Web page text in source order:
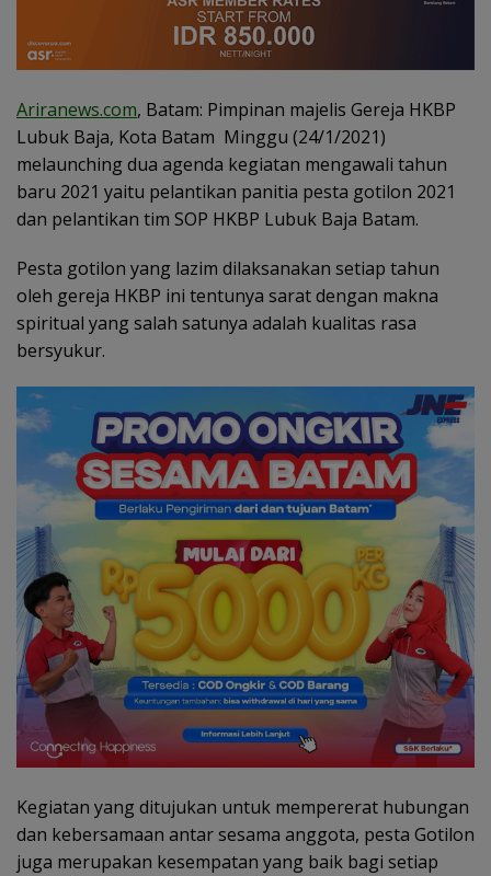
Ariranews.com, Batam: Pimpinan majelis Gereja HKBP
Lubuk Baja, Kota Batam Minggu (24/1/2021)
melaunching dua agenda kegiatan mengawali tahun
baru 2021 yaitu pelantikan panitia pesta gotilon 2021
dan pelantikan tim SOP HKBP Lubuk Baja Batam.
Pesta gotilon yang lazim dilaksanakan setiap tahun
oleh gereja HKBP ini tentunya sarat dengan makna
spiritual yang salah satunya adalah kualitas rasa
bersyukur.
Kegiatan yang ditujukan untuk mempererat hubungan
dan kebersamaan antar sesama anggota, pesta Gotilon
juga merupakan kesempatan yang baik bagi setiap